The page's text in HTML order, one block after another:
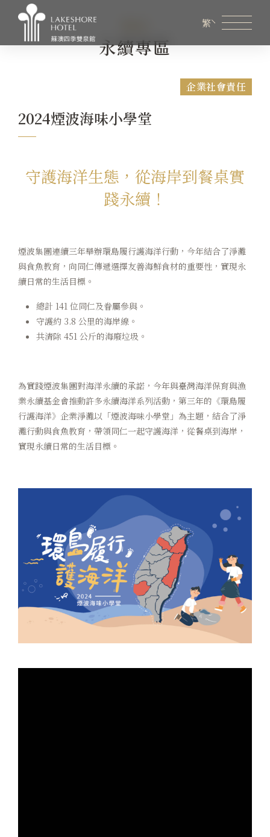
繁
永續專區
企業社會責任
2024煙波海味小學堂
守護海洋生態，從海岸到餐桌實
踐永續！
煙波集團連續三年舉辦環島履行護海洋行動，今年結合了淨灘
與食魚教育，向同仁傳遞選擇友善海鮮食材的重要性，實現永
續日常的生活目標。
總計 141 位同仁及眷屬參與。
守護約 3.8 公里的海岸線。
共清除 451 公斤的海廢垃圾。
為實踐煙波集團對海洋永續的承諾，今年與臺灣海洋保育與漁
業永續基金會推動許多永續海洋系列活動，第三年的《環島履
行護海洋》企業淨灘以「煙波海味小學堂」為主題，結合了淨
灘行動與食魚教育，帶領同仁一起守護海洋，從餐桌到海岸，
實現永續日常的生活目標。
線上旅展券使用說明
客房資訊
餐飲美饌
設施服務
煙波早午餐
在地旅行
永續專區
聯絡我們
煙波顧客評論